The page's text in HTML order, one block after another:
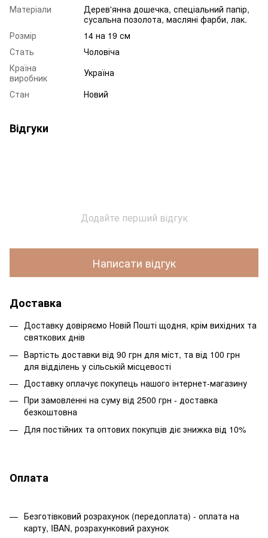
Матеріали
Дерев'янна дошечка, спеціальний папір,
сусальна позолота, масляні фарби, лак.
Розмір
14 на 19 см
Стать
Чоловіча
Країна
виробник
Україна
Стан
Новий
Відгуки
Додайте перший відгук
Написати відгук
Доставка
Доставку довіряємо Новій Пошті щодня, крім вихідних та
святкових днів
Вартість доставки від 90 грн для міст, та від 100 грн
для відділень у сільській місцевості
Доставку оплачує покупець нашого інтернет-магазину
При замовленні на суму від 2500 грн - доставка
безкоштовна
Для постійних та оптових покупців діє знижка від 10%
Оплата
Безготівковий розрахунок (передоплата) - оплата на
карту, IBAN, розрахунковий рахунок